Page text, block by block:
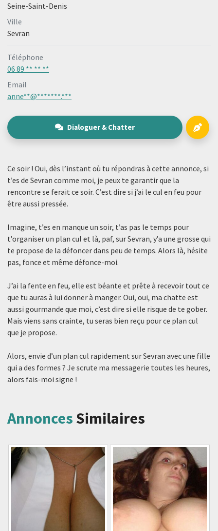
Seine-Saint-Denis
Ville
Sevran
Téléphone
06 89 ** ** **
Email
anne**@*******.***
Dialoguer & Chatter
Ce soir ! Oui, dès l’instant où tu répondras à cette annonce, si
t’es de Sevran comme moi, je peux te garantir que la
rencontre se ferait ce soir. C’est dire si j’ai le cul en feu pour
être aussi pressée.
Imagine, t’es en manque un soir, t’as pas le temps pour
t’organiser un plan cul et là, paf, sur Sevran, y’a une grosse qui
te propose de la défoncer dans peu de temps. Alors là, hésite
pas, fonce et même défonce-moi.
J’ai la fente en feu, elle est béante et prête à recevoir tout ce
que tu auras à lui donner à manger. Oui, oui, ma chatte est
aussi gourmande que moi, c’est dire si elle risque de te gober.
Mais viens sans crainte, tu seras bien reçu pour ce plan cul
que je propose.
Alors, envie d’un plan cul rapidement sur Sevran avec une fille
qui a des formes ? Je scrute ma messagerie toutes les heures,
alors fais-moi signe !
Annonces Similaires